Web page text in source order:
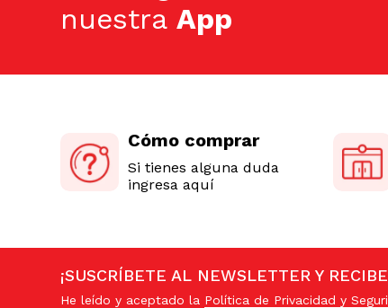
nuestraApp
Cómo comprar
Si tienes alguna duda
ingresa aquí
¡SUSCRÍBETE AL NEWSLETTER Y
He leído y aceptado la Política de Privacidad y